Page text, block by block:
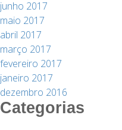
junho 2017
maio 2017
abril 2017
março 2017
fevereiro 2017
janeiro 2017
dezembro 2016
Categorias